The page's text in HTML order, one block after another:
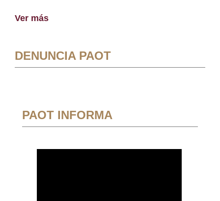
Ver más
DENUNCIA PAOT
PAOT INFORMA